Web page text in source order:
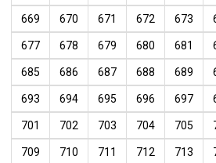
669 670 671 672 673
677 678 679 680 681
685 686 687 688 689
693 694 695 696 697
701 702 703 704 705
709 710 711 712 713